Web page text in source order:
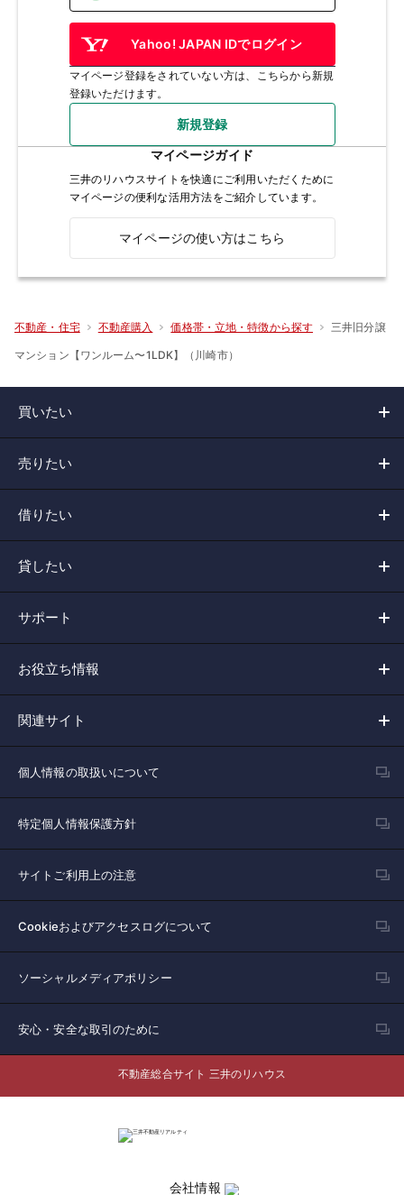
Yahoo! JAPAN IDでログイン
マイページ登録をされていない方は、こちらから新規
登録いただけます。
新規登録
マイページガイド
三井のリハウスサイトを快適にご利用いただくために
マイページの便利な活用方法をご紹介しています。
マイページの使い方はこちら
不動産・住宅 不動産購入 価格帯・立地・特徴から探す 三井旧分譲
マンション【ワンルーム〜1LDK】（川崎市）
買いたい
売りたい
借りたい
貸したい
サポート
お役立ち情報
関連サイト
個人情報の取扱いについて
特定個人情報保護方針
サイトご利用上の注意
Cookieおよびアクセスログについて
ソーシャルメディアポリシー
安心・安全な取引のために
不動産総合サイト 三井のリハウス
会社情報